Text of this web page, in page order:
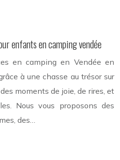
enfants en camping vendée
en camping en Vendée en
à une chasse au trésor sur
moments de joie, de rires, et
Nous vous proposons des
des…